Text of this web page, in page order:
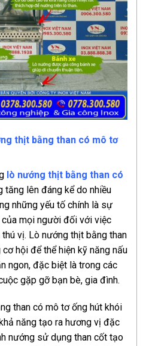
thịt bằng than có mô tơ
lò nướng thịt bằng than có
tăng lên đáng kể do nhiều
những yếu tố chính là sự
của mọi người đối với việc
vị. Lò nướng thịt bằng than
hội để thể hiện kỹ năng nấu
ngon, đặc biệt là trong các
gặp gỡ bạn bè, gia đình.
than có mô tơ ống hút khói
năng tạo ra hương vị đặc
nướng sử dụng than cốt tạo